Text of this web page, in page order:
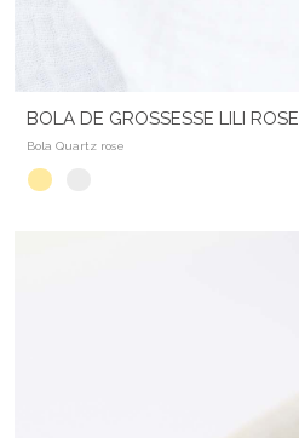
BOLA DE GROSSESSE LILI ROSE
Bola Quartz rose